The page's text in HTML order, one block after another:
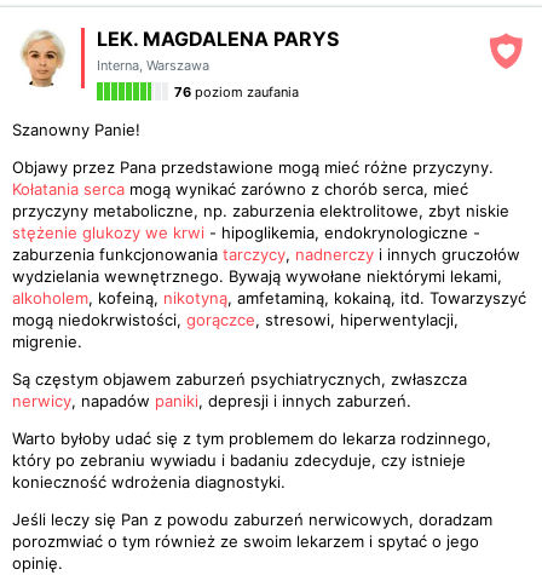
LEK. MAGDALENA PARYS
Interna, Warszawa
76 poziom zaufania
Szanowny Panie!
Objawy przez Pana przedstawione mogą mieć różne przyczyny.
Kołatania serca mogą wynikać zarówno z chorób serca, mieć
przyczyny metaboliczne, np. zaburzenia elektrolitowe, zbyt niskie
stężenie glukozy we krwi - hipoglikemia, endokrynologiczne -
zaburzenia funkcjonowania tarczycy, nadnerczy i innych gruczołów
wydzielania wewnętrznego. Bywają wywołane niektórymi lekami,
alkoholem, kofeiną, nikotyną, amfetaminą, kokainą, itd. Towarzyszyć
mogą niedokrwistości, gorączce, stresowi, hiperwentylacji,
migrenie.
Są częstym objawem zaburzeń psychiatrycznych, zwłaszcza
nerwicy, napadów paniki, depresji i innych zaburzeń.
Warto byłoby udać się z tym problemem do lekarza rodzinnego,
który po zebraniu wywiadu i badaniu zdecyduje, czy istnieje
konieczność wdrożenia diagnostyki.
Jeśli leczy się Pan z powodu zaburzeń nerwicowych, doradzam
porozmwiać o tym również ze swoim lekarzem i spytać o jego
opinię.